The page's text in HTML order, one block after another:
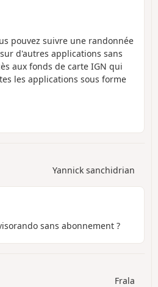
pouvez suivre une randonnée
d'autres applications sans
aux fonds de carte IGN qui
les applications sous forme
Yannick sanchidrian
sans abonnement ?
Frala